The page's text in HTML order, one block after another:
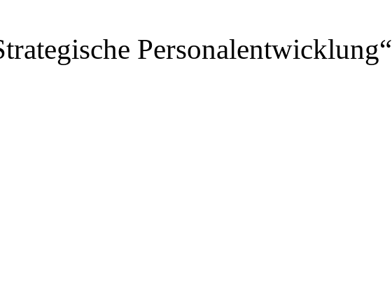
Personalentwicklung“